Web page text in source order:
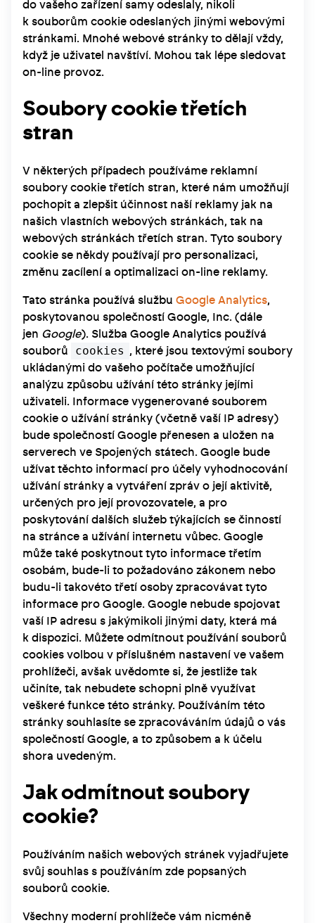
do vašeho zařízení samy odeslaly, nikoli
k souborům cookie odeslaných jinými webovými
stránkami. Mnohé webové stránky to dělají vždy,
když je uživatel navštíví. Mohou tak lépe sledovat
on-line provoz.
Soubory cookie třetích
stran
V některých případech používáme reklamní
soubory cookie třetích stran, které nám umožňují
pochopit a zlepšit účinnost naší reklamy jak na
našich vlastních webových stránkách, tak na
webových stránkách třetích stran. Tyto soubory
cookie se někdy používají pro personalizaci,
změnu zacílení a optimalizaci on-line reklamy.
Tato stránka používá službu Google Analytics,
poskytovanou společností Google, Inc. (dále
jen Google). Služba Google Analytics používá
souborů
cookies
, které jsou textovými soubory
ukládanými do vašeho počítače umožňující
analýzu způsobu užívání této stránky jejími
uživateli. Informace vygenerované souborem
cookie o užívání stránky (včetně vaší IP adresy)
bude společností Google přenesen a uložen na
serverech ve Spojených státech. Google bude
užívat těchto informací pro účely vyhodnocování
užívání stránky a vytváření zpráv o její aktivitě,
určených pro její provozovatele, a pro
poskytování dalších služeb týkajících se činností
na stránce a užívání internetu vůbec. Google
může také poskytnout tyto informace třetím
osobám, bude-li to požadováno zákonem nebo
budu-li takovéto třetí osoby zpracovávat tyto
informace pro Google. Google nebude spojovat
vaší IP adresu s jakýmikoli jinými daty, která má
k dispozici. Můžete odmítnout používání souborů
cookies volbou v příslušném nastavení ve vašem
prohlížeči, avšak uvědomte si, že jestliže tak
učiníte, tak nebudete schopni plně využívat
veškeré funkce této stránky. Používáním této
stránky souhlasíte se zpracováváním údajů o vás
společností Google, a to způsobem a k účelu
shora uvedeným.
Jak odmítnout soubory
cookie?
Používáním našich webových stránek vyjadřujete
svůj souhlas s používáním zde popsaných
souborů cookie.
Všechny moderní prohlížeče vám nicméně